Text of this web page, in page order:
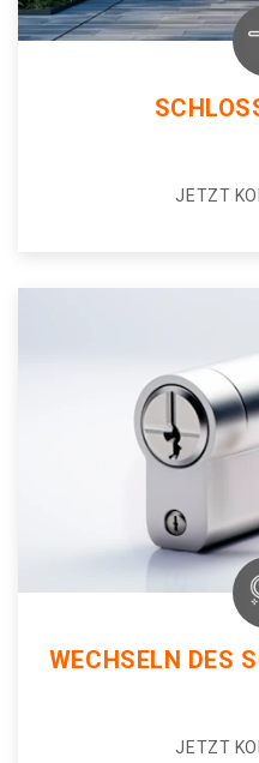
JETZT
WECHSELN DES
JETZT